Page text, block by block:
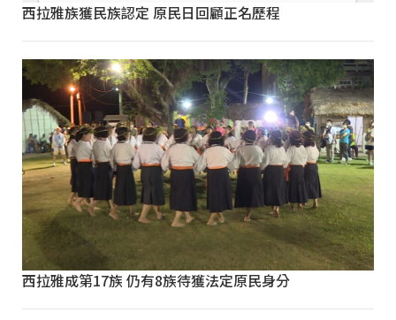
西拉雅族獲民族認定 原民日回顧正名歷程
西拉雅成第17族 仍有8族待獲法定原民身分